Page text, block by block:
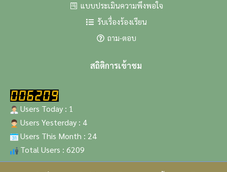
แบบประเมินความพึงพอใจ
รับเรื่องร้องเรียน
ถาม-ตอบ
สถิติการเข้าชม
Users Today : 1
Users Yesterday : 4
Users This Month : 24
Total Users : 6209